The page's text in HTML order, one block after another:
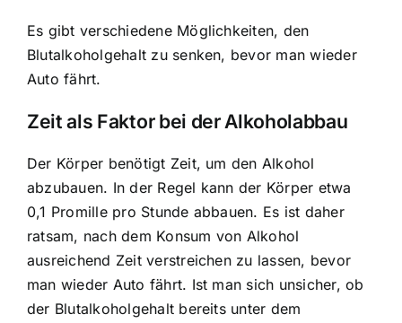
Es gibt verschiedene Möglichkeiten, den
Blutalkoholgehalt zu senken, bevor man wieder
Auto fährt.
Zeit als Faktor bei der Alkoholabbau
Der Körper benötigt Zeit, um den Alkohol
abzubauen. In der Regel kann der Körper etwa
0,1 Promille pro Stunde abbauen. Es ist daher
ratsam, nach dem Konsum von Alkohol
ausreichend Zeit verstreichen zu lassen, bevor
man wieder Auto fährt. Ist man sich unsicher, ob
der Blutalkoholgehalt bereits unter dem